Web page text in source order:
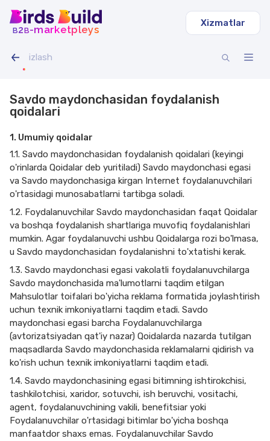
b2b-marketpleys
Xizmatlar
Savdo maydonchasidan foydalanish
qoidalari
1. Umumiy qoidalar
1.1. Savdo maydonchasidan foydalanish qoidalari (keyingi
o'rinlarda Qoidalar deb yuritiladi) Savdo maydonchasi egasi
va Savdo maydonchasiga kirgan Internet foydalanuvchilari
o'rtasidagi munosabatlarni tartibga soladi.
1.2. Foydalanuvchilar Savdo maydonchasidan faqat Qoidalar
va boshqa foydalanish shartlariga muvofiq foydalanishlari
mumkin. Agar foydalanuvchi ushbu Qoidalarga rozi bo'lmasa,
u Savdo maydonchasidan foydalanishni to'xtatishi kerak.
1.3. Savdo maydonchasi egasi vakolatli foydalanuvchilarga
Savdo maydonchasida ma'lumotlarni taqdim etilgan
Mahsulotlar toifalari bo'yicha reklama formatida joylashtirish
uchun texnik imkoniyatlarni taqdim etadi. Savdo
maydonchasi egasi barcha Foydalanuvchilarga
(avtorizatsiyadan qat'iy nazar) Qoidalarda nazarda tutilgan
maqsadlarda Savdo maydonchasida reklamalarni qidirish va
ko'rish uchun texnik imkoniyatlarni taqdim etadi.
1.4. Savdo maydonchasining egasi bitimning ishtirokchisi,
tashkilotchisi, xaridor, sotuvchi, ish beruvchi, vositachi,
agent, foydalanuvchining vakili, benefitsiar yoki
Foydalanuvchilar o'rtasidagi bitimlar bo'yicha boshqa
manfaatdor shaxs emas. Foydalanuvchilar Savdo